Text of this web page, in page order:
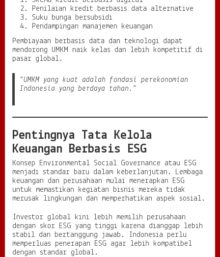
Penilaian kredit berbasis data alternative
Suku bunga bersubsidi
Pendampingan manajemen keuangan
Pembiayaan berbasis data dan teknologi dapat
mendorong UMKM naik kelas dan lebih kompetitif di
pasar global.
“UMKM yang kuat adalah fondasi perekonomian
Indonesia yang berdaya tahan.”
Pentingnya Tata Kelola
Keuangan Berbasis ESG
Konsep Environmental Social Governance atau ESG
menjadi standar baru dalam keberlanjutan. Lembaga
keuangan dan perusahaan mulai menerapkan ESG
untuk memastikan kegiatan bisnis mereka tidak
merusak lingkungan dan memperhatikan aspek sosial.
Investor global kini lebih memilih perusahaan
dengan skor ESG yang tinggi karena dianggap lebih
stabil dan bertanggung jawab. Indonesia perlu
memperluas penerapan ESG agar lebih kompatibel
dengan standar global.